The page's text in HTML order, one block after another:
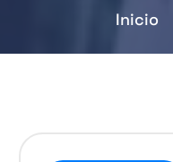
Inicio